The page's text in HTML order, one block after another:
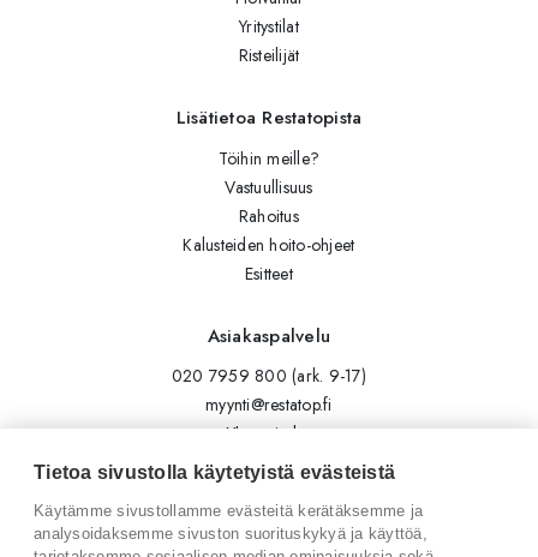
Yritystilat
Risteilijät
Lisätietoa Restatopista
Töihin meille?
Vastuullisuus
Rahoitus
Kalusteiden hoito-ohjeet
Esitteet
Asiakaspalvelu
020 7959 800 (ark. 9-17)
myynti@restatop.fi
Yhteystiedot
Lähetä viesti
Seuraa meitä
Tietoa sivustolla käytetyistä evästeistä
Käytämme sivustollamme evästeitä kerätäksemme ja
analysoidaksemme sivuston suorituskykyä ja käyttöä,